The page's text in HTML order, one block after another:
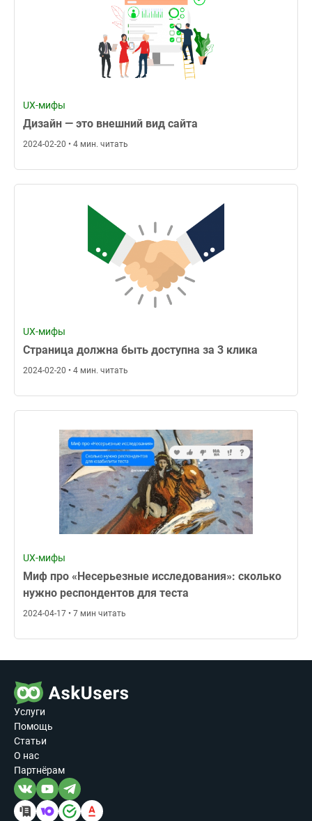
UX-мифы
Дизайн — это внешний вид сайта
2024-02-20 • 4 мин. читать
UX-мифы
Страница должна быть доступна за 3 клика
2024-02-20 • 4 мин. читать
UX-мифы
Миф про «Несерьезные исследования»: сколько
нужно респондентов для теста
2024-04-17 • 7 мин читать
Услуги
Помощь
Статьи
О нас
Партнёрам